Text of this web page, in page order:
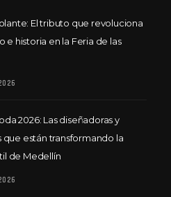
El tributo que revoluciona
e historia en la Feria de las
2026: Las diseñadoras y
que están transformando la
de Medellín